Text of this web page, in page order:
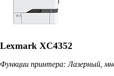
Lexmark XC4352
Функции принтера: Лазерный,